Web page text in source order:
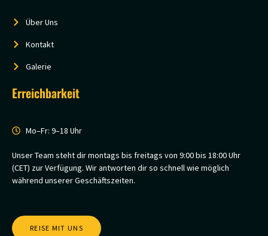
Über Uns
Kontakt
Galerie
Erreichbarkeit
Mo–Fr: 9–18 Uhr
Unser Team steht dir montags bis freitags von 9:00 bis 18:00 Uhr
(CET) zur Verfügung. Wir antworten dir so schnell wie möglich
während unserer Geschäftszeiten.
REISE MIT UNS